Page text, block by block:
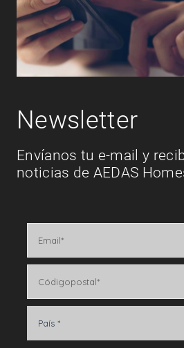
Newsletter
Envíanos tu e-mail y
noticias de AEDAS